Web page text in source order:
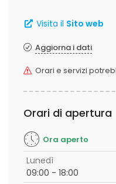
Visita il Sito web
Aggiorna i dati
Orari e servizi
Orari di apertura
Ora aperto
Lunedì
09:00 - 18:00